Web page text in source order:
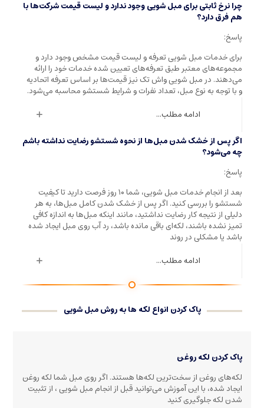
چرا نرخ ثابتی برای مبل شویی وجود ندارد و لیست قیمت شرکت‌ها با
هم فرق دارد؟
پاسخ:
برای خدمات مبل شویی تعرفه و لیست قیمت مشخص وجود دارد و
مجموعه‌های معتبر طبق تعرفه‌های تعیین شده خدمات خود را ارائه
می‌دهند. در مبل شویی واش تک نیز قیمت‌ها بر اساس تعرفه اتحادیه
و با توجه به نوع مبل، تعداد نفرات و شرایط شستشو محاسبه می‌شود.
ادامه مطلب...
اگر پس از خشک شدن مبل‌ها از نحوه شستشو رضایت نداشته باشم
چه می‌شود؟
پاسخ:
بعد از انجام خدمات مبل شویی، شما ۱۰ روز فرصت دارید تا کیفیت
شستشو را بررسی کنید. اگر پس از خشک شدن کامل مبل‌ها، به هر
دلیلی از نتیجه کار رضایت نداشتید، مانند اینکه مبل‌ها به اندازه کافی
تمیز نشده باشند، لکه‌ای باقی مانده باشد، رد آب روی مبل ایجاد شده
باشد یا مشکلی در روند
ادامه مطلب...
پاک کردن انواع لکه ها به روش مبل شویی
پاک کردن لکه روغن
لکه‌های روغن از سخت‌ترین لکه‌ها هستند. اگر روی مبل شما لکه روغن
ایجاد شده، با این آموزش می‌توانید قبل از انجام مبل شویی ، از تثبیت
شدن لکه جلوگیری کنید